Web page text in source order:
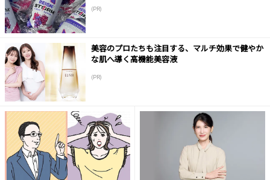
(PR)
美容のプロたちも注目する、マルチ効果で健やか
な肌へ導く高機能美容液
(PR)